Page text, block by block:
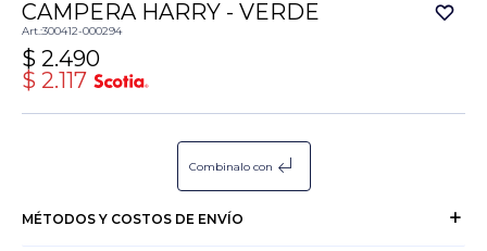
CAMPERA HARRY - VERDE
300412-000294
$ 2.490
$ 2.117
Combinalo con subdirectory_arrow_left
MÉTODOS Y COSTOS DE ENVÍO